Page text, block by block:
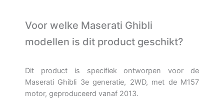
Voor welke Maserati Ghibli
modellen is dit product geschikt?
Dit product is specifiek ontworpen voor de
Maserati Ghibli 3e generatie, 2WD, met de M157
motor, geproduceerd vanaf 2013.